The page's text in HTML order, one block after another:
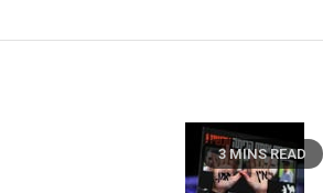
3 MINS READ